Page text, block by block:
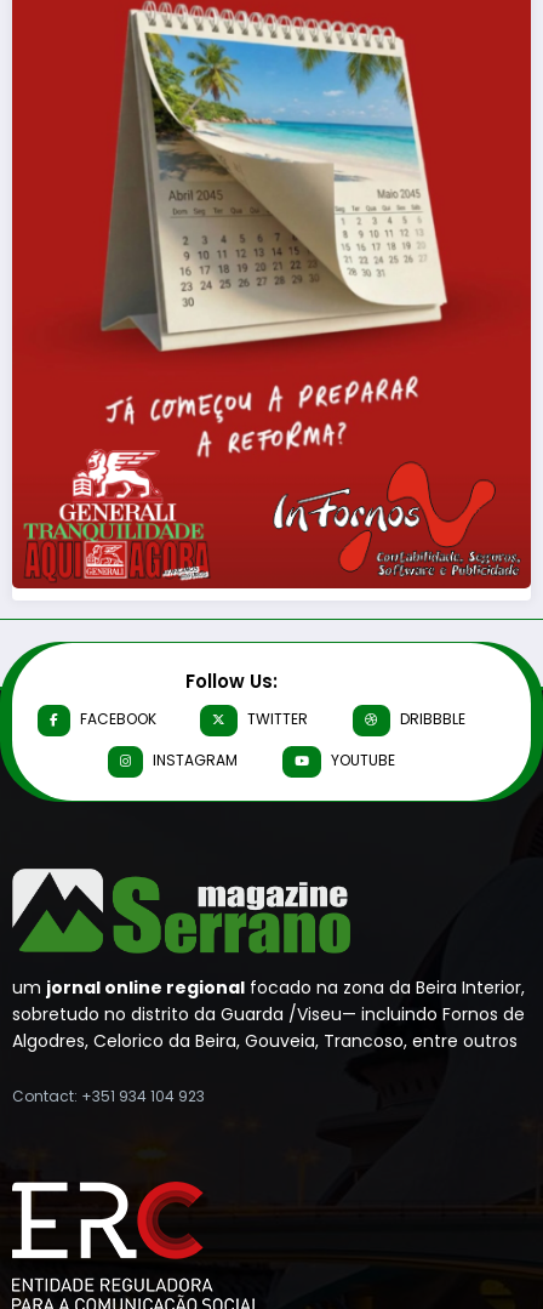
Follow Us:
FACEBOOK TWITTER
DRIBBBLE
INSTAGRAM
YOUTUBE
um jornal online regional focado na zona da Beira Interior,
sobretudo no distrito da Guarda /Viseu— incluindo Fornos de
Algodres, Celorico da Beira, Gouveia, Trancoso, entre outros
Contact: +351 934 104 923